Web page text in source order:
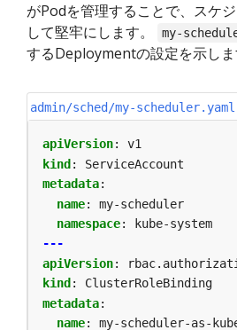
がPodを管理することで、スケ
して堅牢にします。
my-
するDeploymentの設定を示しま
admin/sched/my-scheduler.yaml
apiVersion:
v1
kind :
ServiceAccount
metadata:
name:
my-scheduler
namespace:
kube-system
---
apiVersion:
kind :
ClusterRoleBinding
metadata:
name: my-scheduler-as-